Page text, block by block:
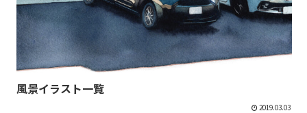
風景イラスト一覧
2019.03.03